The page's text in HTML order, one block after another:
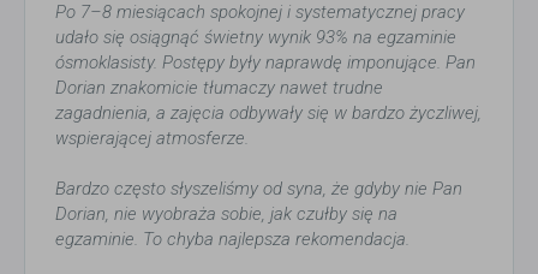
Po 7–8 miesiącach spokojnej i systematycznej pracy
udało się osiągnąć świetny wynik 93% na egzaminie
ósmoklasisty. Postępy były naprawdę imponujące. Pan
Dorian znakomicie tłumaczy nawet trudne
zagadnienia, a zajęcia odbywały się w bardzo życzliwej,
wspierającej atmosferze.
Bardzo często słyszeliśmy od syna, że gdyby nie Pan
Dorian, nie wyobraża sobie, jak czułby się na
egzaminie. To chyba najlepsza rekomendacja.